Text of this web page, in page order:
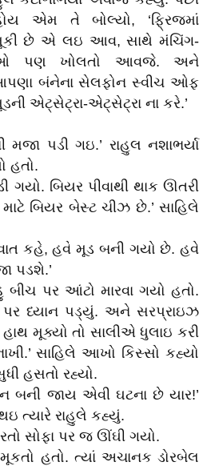
એમ તે બોલ્યો, ‘ફ્રિજમાં
મૂકી છે એ લઇ આવ, સાથે મંચિંગ-
પણ ખોલતો આવજે. અને
બંનેના સેલફોન સ્વીચ ઓફ
એટ્સેટ્રા-એટ્સેટ્રા ના કરે.’
મજા પડી ગઇ.’ રાહુલ નશાભર્યા
હતો.
ગયો. બિયર પીવાથી થાક ઊતરી
માટે બિયર બેસ્ટ ચીઝ છે.’ સાહિલે
વાત કહે, હવે મૂડ બની ગયો છે. હવે
પડશે.’
બીચ પર આંટો મારવા ગયો હતો.
પર ધ્યાન પડ્યું. અને સરપ્રાઇઝ
મૂક્યો તો સાલીએ ધુલાઇ કરી
સાહિલે આખો કિસ્સો કહ્યો
હસતો રહ્યો.
બની જાય એવી ઘટના છે યાર!’
ત્યારે રાહુલે કહ્યું.
સોફા પર જ ઊંઘી ગયો.
હતો. ત્યાં અચાનક ડોરબેલ